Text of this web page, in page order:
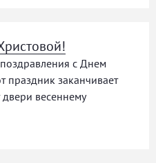
с Днем
праздник заканчивает
весеннему